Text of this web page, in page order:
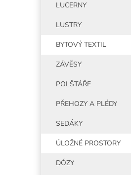
LUCERNY
LUSTRY
BYTOVÝ TEXTIL
ZÁVĚSY
POLŠTÁŘE
PŘEHOZY A PLÉDY
SEDÁKY
ÚLOŽNÉ PROSTORY
DÓZY